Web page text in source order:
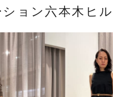
ョン六本木ヒ